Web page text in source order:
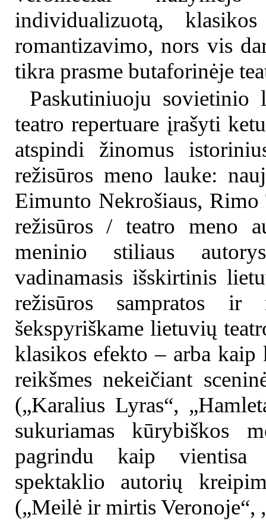
individualizuotą,
romantizavimo, nors vis
tikra prasme butaforinėje
Paskutiniuoju sovietinio
teatro repertuare įrašyti
atspindi žinomus
režisūros meno lauke:
Eimunto Nekrošiaus,
režisūros / teatro meno
meninio stiliaus
vadinamasis išskirtinis
režisūros sampratos
šekspyriškame lietuvių
klasikos efekto – arba kaip
reikšmes nekeičiant
(„Karalius Lyras“,
sukuriamas kūrybiškos
pagrindu kaip vientisa
spektaklio autorių
(„Meilė ir mirtis Veronoje“,